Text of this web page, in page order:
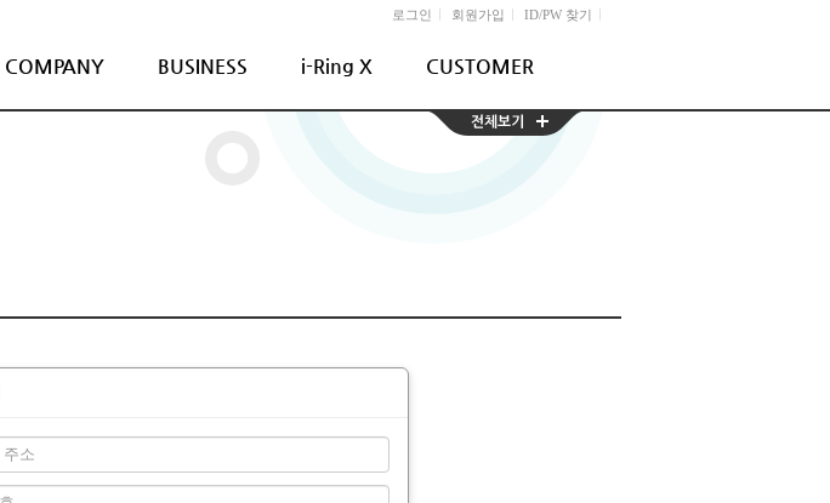
로그인 회원가입 ID/PW 찾기
COMPANY BUSINESS i-Ring X CUSTOMER